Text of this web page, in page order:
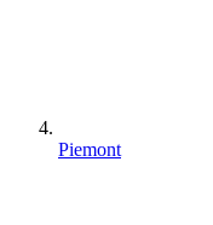
Piemont